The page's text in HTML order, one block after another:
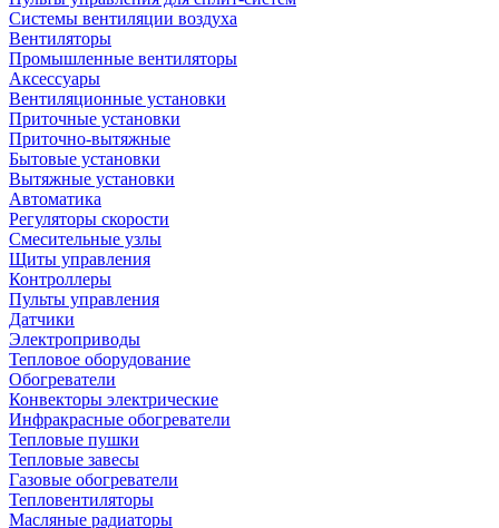
Системы вентиляции воздуха
Вентиляторы
Промышленные вентиляторы
Аксессуары
Вентиляционные установки
Приточные установки
Приточно-вытяжные
Бытовые установки
Вытяжные установки
Автоматика
Регуляторы скорости
Смесительные узлы
Щиты управления
Контроллеры
Пульты управления
Датчики
Электроприводы
Тепловое оборудование
Обогреватели
Конвекторы электрические
Инфракрасные обогреватели
Тепловые пушки
Тепловые завесы
Газовые обогреватели
Тепловентиляторы
Масляные радиаторы